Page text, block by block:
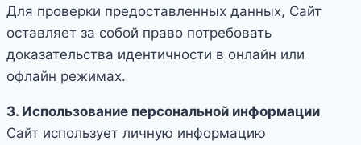
Для проверки предоставленных данных, Сайт
оставляет за собой право потребовать
доказательства идентичности в онлайн или
офлайн режимах.
3. Использование персональной информации
Сайт использует личную информацию